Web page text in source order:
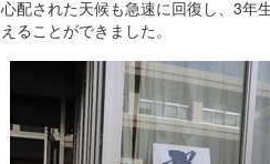
心配された天候も急速に回復し、3年
えることができました。